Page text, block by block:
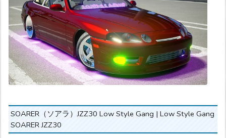
SOARER（ソアラ）JZZ30 Low Style Gang | Low Style Gang
SOARER JZZ30